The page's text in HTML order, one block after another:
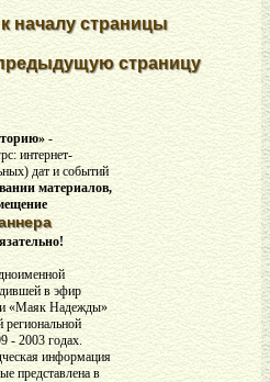
началу страницы
страницу
-
интернет-
дат и событий
материалов,
в эфир
«Маяк Надежды»
- 2003 годах.
информация
представлена в